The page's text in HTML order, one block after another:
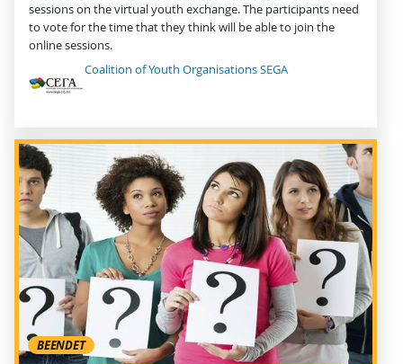
sessions on the virtual youth exchange. The participants need
to vote for the time that they think will be able to join the
online sessions.
Coalition of Youth Organisations SEGA
BEENDET